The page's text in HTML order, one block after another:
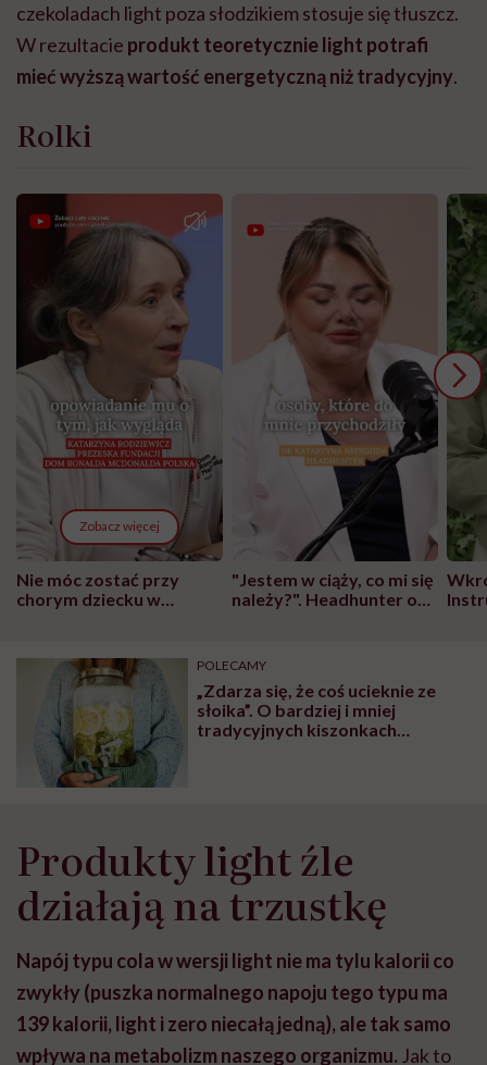
czekoladach light poza słodzikiem stosuje się tłuszcz.
W rezultacie produkt teoretycznie light potrafi
mieć wyższą wartość energetyczną niż tradycyjny.
Rolki
Zobacz więcej
Nie móc zostać przy
chorym dziecku w
może chyba tylko
głupota i brak
wyobraźni"
"Jestem w ciąży, co mi się
należy?". Headhunter o
pracy
POLECAMY
„Zdarza się, że coś ucieknie ze
słoika”. O bardziej i mniej
tradycyjnych kiszonkach
Produkty light źle
działają na trzustkę
Napój typu cola w wersji light nie ma tylu kalorii co
zwykły (puszka normalnego napoju tego typu ma
139 kalorii, light i zero niecałą jedną), ale tak samo
wpływa na metabolizm naszego organizmu. Jak to